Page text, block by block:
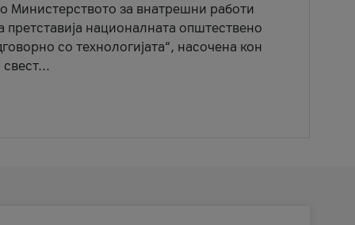
Министерството за внатрешни работи
претставија националната општествено
со технологијата“, насочена кон